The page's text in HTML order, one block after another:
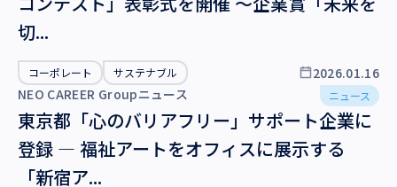
その他
コーポレート
TOP対談
ウェビナー
サステナブル
切...
コーポレート サステナブル
2026.01.16
NEO CAREER Groupニュース
ニュース
東京都「心のバリアフリー」サポート企業に
登録 ― 福祉アートをオフィスに展示する
「新宿ア...